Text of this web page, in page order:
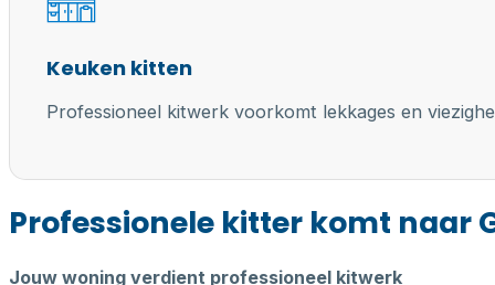
Keuken kitten
Professioneel kitwerk voorkomt lekkages en
Professionele kitter komt naar
Jouw woning verdient professioneel kitwerk